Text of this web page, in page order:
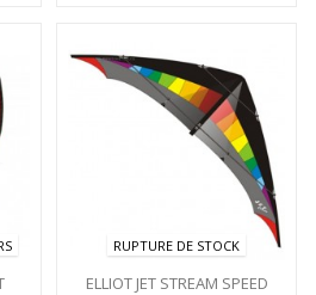
RUPTURE DE STOCK
ELLIOT JET STREAM SPEED